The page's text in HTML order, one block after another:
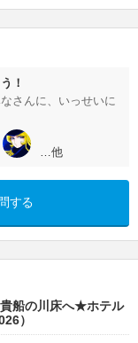
！
さんに、いっせいに
…他
する
船の川床へ★ホテル
）